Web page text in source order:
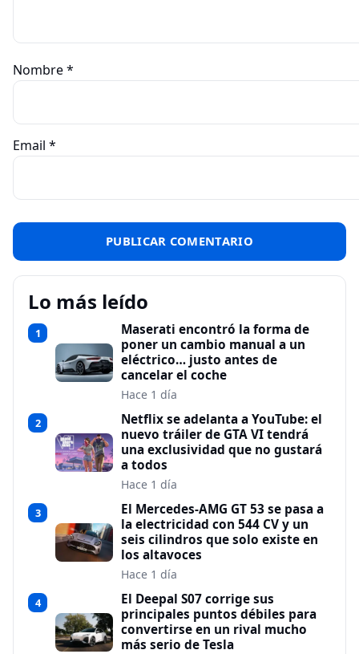
Nombre*
Email *
Lo más leído
1
Maserati encontró la forma de
poner un cambio manual a un
eléctrico… justo antes de
cancelar el coche
Hace 1 día
2
Netflix se adelanta a YouTube: el
nuevo tráiler de GTA VI tendrá
una exclusividad que no gustará
a todos
Hace 1 día
3
El Mercedes-AMG GT 53 se pasa a
la electricidad con 544 CV y un
seis cilindros que solo existe en
los altavoces
Hace 1 día
4
El Deepal S07 corrige sus
principales puntos débiles para
convertirse en un rival mucho
más serio de Tesla